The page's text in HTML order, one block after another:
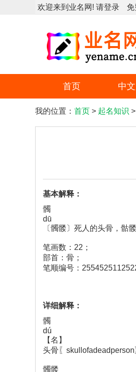
欢迎来到业名网! 请登录
首页 中
我的位置： 首页 > 起名知识
基本解释：
髑
dū
〔髑髅〕死人的头骨，骷髅
笔画数：22；
部首：骨；
笔顺编号：
详细解释：
髑
dú
【名】
头骨〖
髑髅